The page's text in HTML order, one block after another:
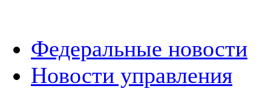
Федеральные новости
Новости управления